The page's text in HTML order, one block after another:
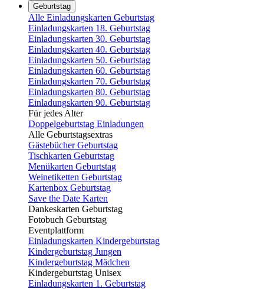
Geburtstag
Alle Einladungskarten Geburtstag
Einladungskarten 18. Geburtstag
Einladungskarten 30. Geburtstag
Einladungskarten 40. Geburtstag
Einladungskarten 50. Geburtstag
Einladungskarten 60. Geburtstag
Einladungskarten 70. Geburtstag
Einladungskarten 80. Geburtstag
Einladungskarten 90. Geburtstag
Für jedes Alter
Doppelgeburtstag Einladungen
Alle Geburtstagsextras
Gästebücher Geburtstag
Tischkarten Geburtstag
Menükarten Geburtstag
Weinetiketten Geburtstag
Kartenbox Geburtstag
Save the Date Karten
Dankeskarten Geburtstag
Fotobuch Geburtstag
Eventplattform
Einladungskarten Kindergeburtstag
Kindergeburtstag Jungen
Kindergeburtstag Mädchen
Kindergeburtstag Unisex
Einladungskarten 1. Geburtstag